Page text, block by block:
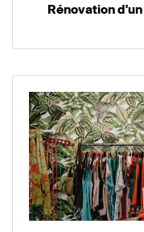
Rénovation